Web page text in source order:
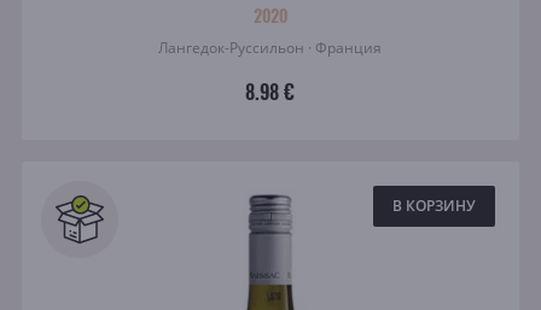
2020
Лангедок-Руссильон · Франция
8.98 €
В КОРЗИНУ